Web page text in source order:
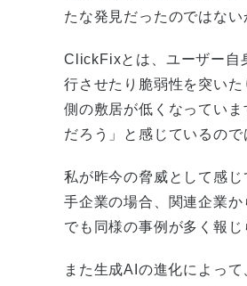
たな発見だったのではない
ClickFixとは、ユーザー自
行させたり脆弱性を突い
側の敷居が低くなってい
だろう」と感じているので
私が昨今の脅威として感
手企業の場合、関連企業
でも同様の事例が多く報じ
また生成AIの進化によっ